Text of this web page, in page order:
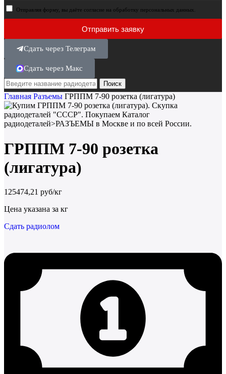
Отправляя форму, вы даёте согласие на обработку персональных данных.
Отправить заявку
Сдать через Телеграм
Сдать через Макс
Поиск
Главная Разъемы ГРППМ 7-90 розетка (лигатура)
ГРППМ 7-90 розетка
(лигатура)
125474,21 руб/кг
Цена указана за кг
Сдать радиолом